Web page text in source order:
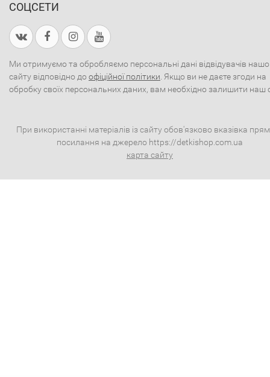
СОЦСЕТИ
Ми отримуємо та обробляємо персональні дані відвідувачів
сайту відповідно до офіційної політики . Якщо ви не даєте згоди на
обробку своїх персональних даних, вам необхідно залишити наш
При використанні матеріалів із сайту обов'язково вказівка
посилання на джерело https://detkishop.com.ua
карта сайту